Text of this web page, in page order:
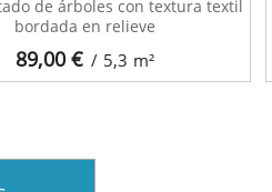
89,00€ / 5,3 m²
de árboles con textura textil
bordada en relieve